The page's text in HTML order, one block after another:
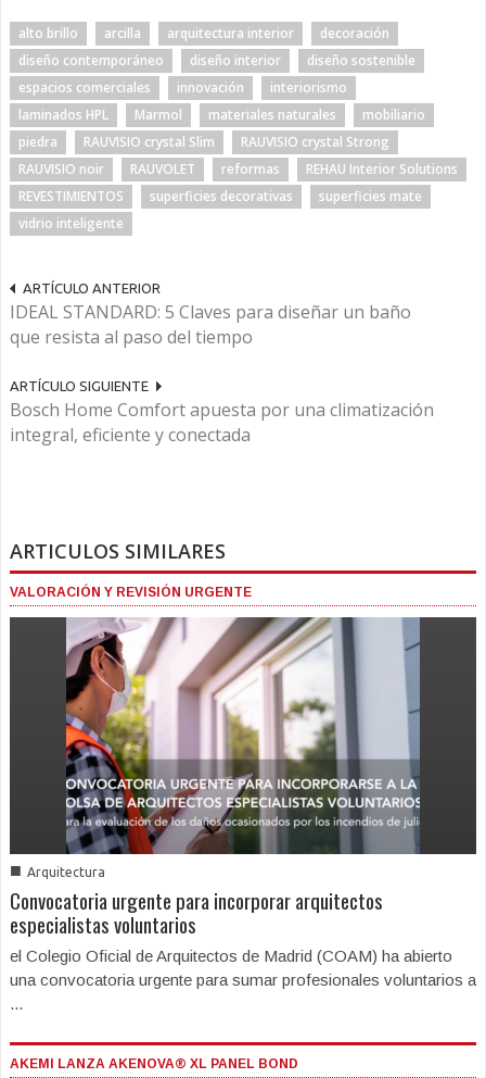
alto brillo arcilla arquitectura interior
decoración
diseño contemporáneo
diseño interior
diseño sostenible
espacios comerciales
innovación
interiorismo
laminados HPL
Marmol materiales naturales
mobiliario
piedra
RAUVISIO crystal Slim
RAUVISIO crystal Strong
RAUVISIO noir
RAUVOLET reformas
REHAU Interior Solutions
REVESTIMIENTOS
superficies decorativas
superficies mate
vidrio inteligente
ARTÍCULO ANTERIOR
IDEAL STANDARD: 5 Claves para diseñar un baño
que resista al paso del tiempo
ARTÍCULO SIGUIENTE
Bosch Home Comfort apuesta por una climatización
integral, eficiente y conectada
ARTICULOS SIMILARES
VALORACIÓN Y REVISIÓN URGENTE
■ Arquitectura
Convocatoria urgente para incorporar arquitectos
especialistas voluntarios
el Colegio Oficial de Arquitectos de Madrid (COAM) ha abierto
una convocatoria urgente para sumar profesionales voluntarios a
...
AKEMI LANZA AKENOVA® XL PANEL BOND